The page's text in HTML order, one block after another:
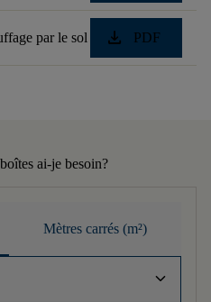
par le sol download PDF
ai-je besoin?
Mètres carrés (m²)
keyboard_arrow_down